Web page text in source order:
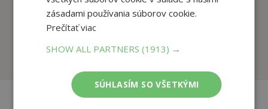
Knižnica pána Losa
Moore Inga
Na sklade
Heidi a jej priatelia
Na sklade
zásadami používania súborov cookie.
Prečítať viac
SHOW ALL PARTNERS(1913) →
SÚHLASÍM SO VŠETKÝMI